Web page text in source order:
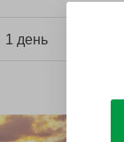
1 день